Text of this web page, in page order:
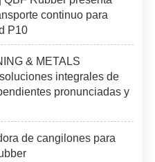
continuo para
P10
& METALS
integrales de
pronunciadas y
de cangilones para